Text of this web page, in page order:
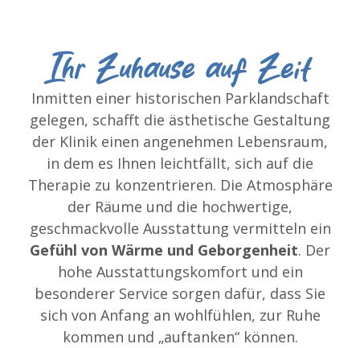
Ihr Zuhause auf Zeit
Inmitten einer historischen Parklandschaft
gelegen, schafft die ästhetische Gestaltung
der Klinik einen angenehmen Lebensraum,
in dem es Ihnen leichtfällt, sich auf die
Therapie zu konzentrieren. Die Atmosphäre
der Räume und die hochwertige,
geschmackvolle Ausstattung vermitteln ein
Gefühl von Wärme und Geborgenheit. Der
hohe Ausstattungskomfort und ein
besonderer Service sorgen dafür, dass Sie
sich von Anfang an wohlfühlen, zur Ruhe
kommen und „auftanken“ können.